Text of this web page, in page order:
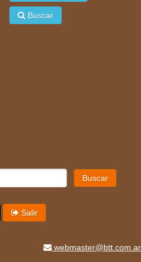
Buscar
Buscar
Salir
webmaster@btt.com.ar